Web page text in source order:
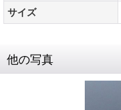
サイズ
他の写真